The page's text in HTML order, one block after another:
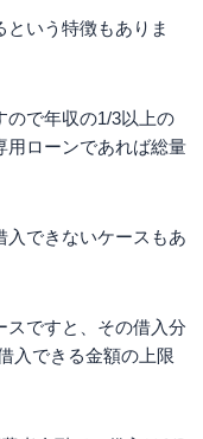
いう特徴もありま
ので年収の1/3以上の
用ローンであれば総量
入できないケースもあ
スですと、その借入分
入できる金額の上限